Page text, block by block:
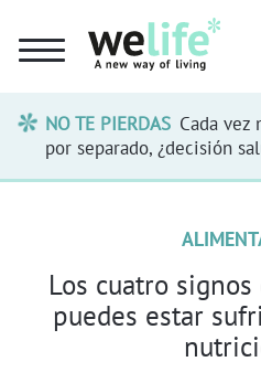
NO TE PIERDAS Cada vez
por separado, ¿decisión
Los cuatro
puedes estar